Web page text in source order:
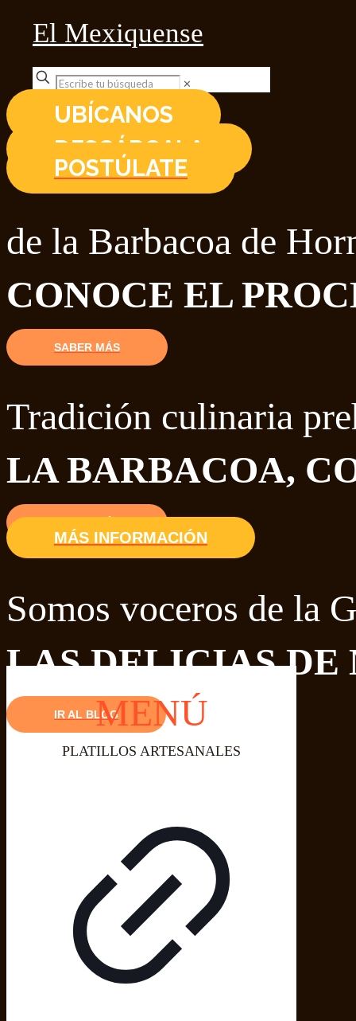
El Mexiquense
✕
UBÍCANOS
DESCÁRGALA
POSTÚLATE
de la Barbacoa de
CONOCE EL
SABER MÁS
Tradición culinaria
LA BARBACOA,
MÁS INFORMACIÓN
Somos voceros de la
LAS DELICIAS DE
IR AL BLOGMENÚ
PLATILLOS ARTESANALES